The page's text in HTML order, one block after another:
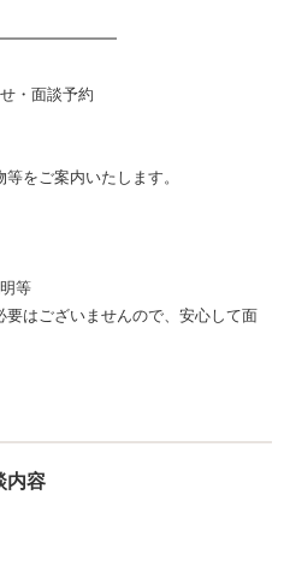
・面談予約
をご案内いたします。
等
はございませんので、安心して面
内容